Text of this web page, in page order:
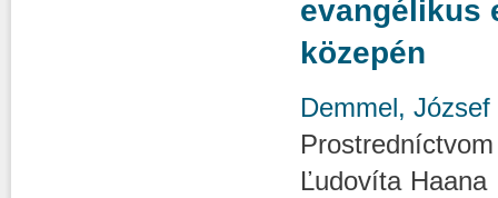
evangélikus
közepén
Demmel, József
Ľudovíta